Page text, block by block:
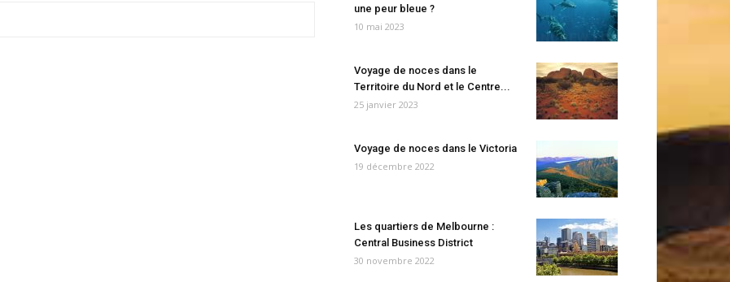
une peur bleue ?
10 mai 2023
Voyage de noces dans le
Territoire du Nord et le Centre...
25 janvier 2023
Voyage de noces dans le Victoria
19 décembre 2022
Les quartiers de Melbourne :
Central Business District
30 novembre 2022